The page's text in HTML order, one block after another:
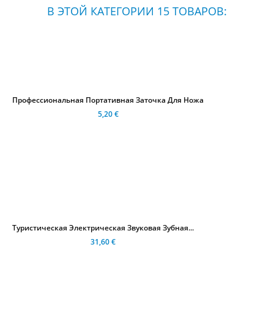
В ЭТОЙ КАТЕГОРИИ 15 ТОВАРОВ:
Профессиональная Портативная Заточка Для Ножа
5,20 €
Туристическая Электрическая Звуковая Зубная...
31,60 €